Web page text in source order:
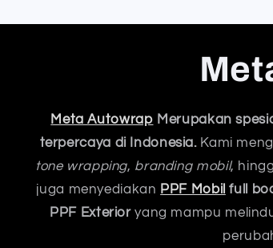
Meta Autowrap Merupakan
terpercaya di Indonesia.Kami
tone wrapping, branding mobil,
juga menyediakan PPF Mobil full
PPF Exterioryang mampu